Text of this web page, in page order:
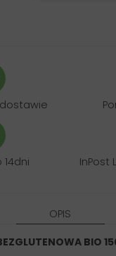
InPost
OPIS
BIO